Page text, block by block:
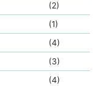
(2)
(1)
(4)
(3)
(4)